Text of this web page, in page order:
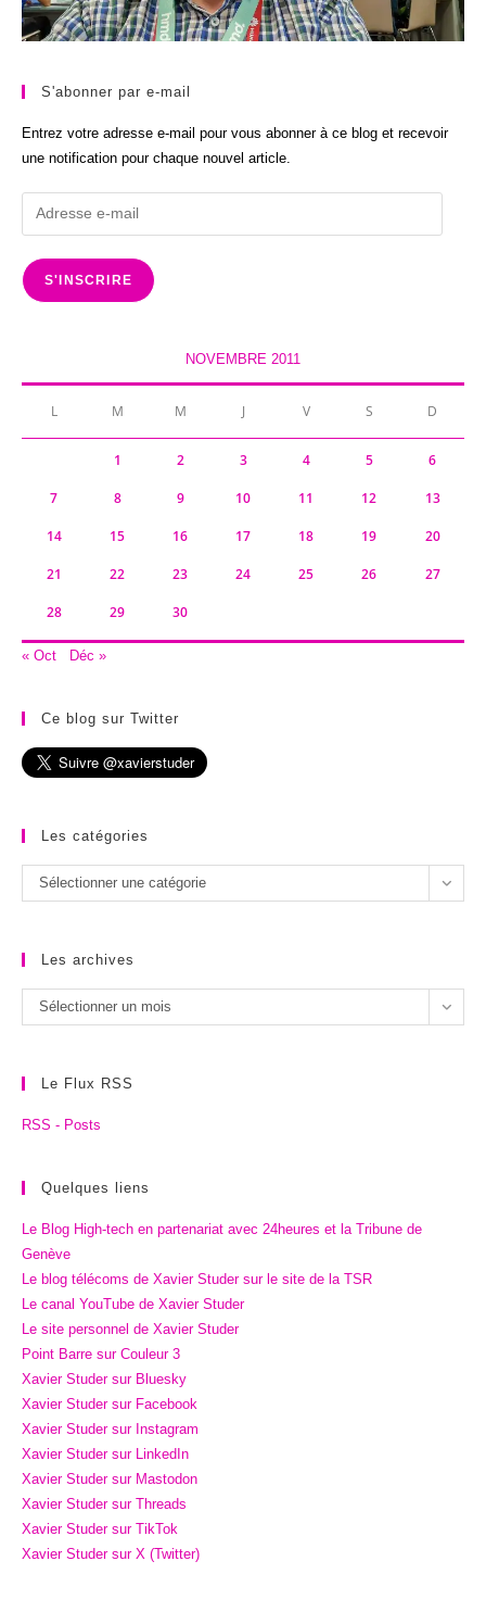
S'abonner par e-mail
Entrez votre adresse e-mail pour vous abonner à ce blog et recevoir
une notification pour chaque nouvel article.
Adresse
e-
mail
S'INSCRIRE
NOVEMBRE 2011
L M M J V S D
1 2 3 4 5 6
7 8 9 10 11 12 13
14 15 16 17 18 19 20
21 22 23 24 25 26 27
28 29 30
« Oct Déc »
Ce blog sur Twitter
Les catégories
Les
catégories
Sélectionner une catégorie
Les archives
Les
archives
Sélectionner un mois
Le Flux RSS
RSS - Posts
Quelques liens
Le Blog High-tech en partenariat avec 24heures et la Tribune de
Genève
Le blog télécoms de Xavier Studer sur le site de la TSR
Le canal YouTube de Xavier Studer
Le site personnel de Xavier Studer
Point Barre sur Couleur 3
Xavier Studer sur Bluesky
Xavier Studer sur Facebook
Xavier Studer sur Instagram
Xavier Studer sur LinkedIn
Xavier Studer sur Mastodon
Xavier Studer sur Threads
Xavier Studer sur TikTok
Xavier Studer sur X (Twitter)